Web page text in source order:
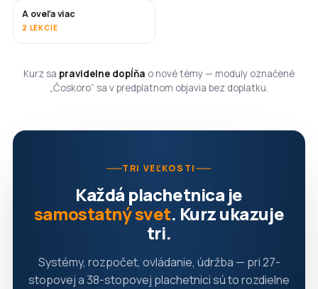
ČOSKORO
A oveľa viac
2 LEKCIE
Kurz sa pravidelne dopĺňa o nové témy — moduly označené
„Čoskoro“ sa v predplatnom objavia bez doplatku.
TRI VEĽKOSTI
Každá plachetnica je
samostatný svet. Kurz ukazuje
tri.
Systémy, rozpočet, ovládanie, údržba — pri 27-
stopovej a 38-stopovej plachetnici sú to rozdielne